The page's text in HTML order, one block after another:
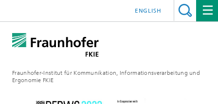
Fraunhofer-Institut für Kommunikation, Informationsverarbeitung und
Ergonomie FKIE
ENGLISH